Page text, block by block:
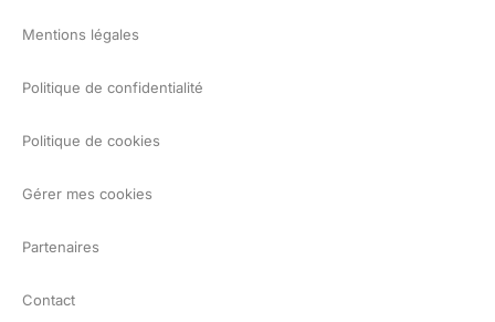
Mentions légales
Politique de confidentialité
Politique de cookies
Gérer mes cookies
Partenaires
Contact